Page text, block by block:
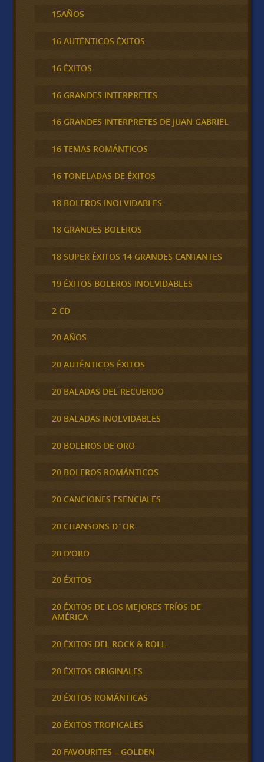
15AÑOS
16 AUTÉNTICOS ÉXITOS
16 ÉXITOS
16 GRANDES INTERPRETES
16 GRANDES INTERPRETES DE JUAN GABRIEL
16 TEMAS ROMÁNTICOS
16 TONELADAS DE ÉXITOS
18 BOLEROS INOLVIDABLES
18 GRANDES BOLEROS
18 SUPER ÉXITOS 14 GRANDES CANTANTES
19 ÉXITOS BOLEROS INOLVIDABLES
2 CD
20 AÑOS
20 AUTÉNTICOS ÉXITOS
20 BALADAS DEL RECUERDO
20 BALADAS INOLVIDABLES
20 BOLEROS DE ORO
20 BOLEROS ROMÁNTICOS
20 CANCIONES ESENCIALES
20 CHANSONS D´OR
20 D'ORO
20 ÉXITOS
20 ÉXITOS DE LOS MEJORES TRÍOS DE
AMÉRICA
20 ÉXITOS DEL ROCK & ROLL
20 ÉXITOS ORIGINALES
20 ÉXITOS ROMÁNTICAS
20 ÉXITOS TROPICALES
20 FAVOURITES – GOLDEN